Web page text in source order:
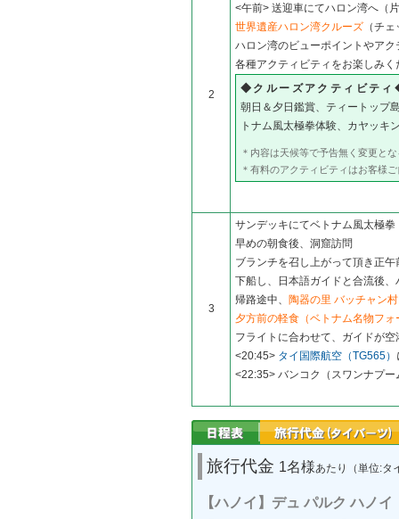
2
<午前> 送迎車にてハロン湾へ（
世界遺産ハロン湾クルーズ （チ
ハロン湾のビューポイントやア
各種アクティビティをお楽しみく
◆クルーズアクティビテ
朝日＆夕日鑑賞、ティートップ
トナム風太極拳体験、カヤッキ
＊内容は天候等で予告無く変更と
＊有料のアクティビティはお客様
3
サンデッキにてベトナム風太極拳
早めの朝食後、洞窟訪問
ブランチを召し上がって頂き正
下船し、日本語ガイドと合流後
帰路途中、 陶器の里 バッチャン村
夕方前の軽食（ベトナム名物フ
フライトに合わせて、ガイドが
<20:45> タイ国際航空（TG565）
<22:35> バンコク（スワンナプー
旅行代金 1名様あたり（単位:タ
【ハノイ】デュ パルク ハノ